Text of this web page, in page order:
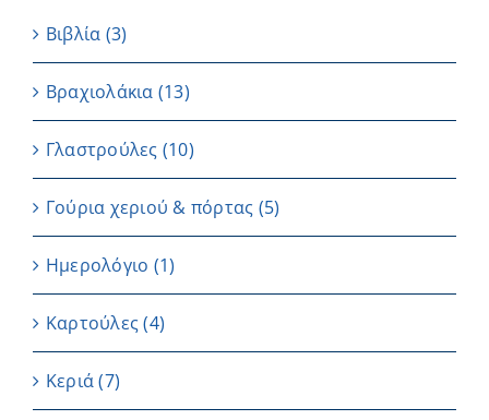
Βιβλία (3)
Βραχιολάκια (13)
Γλαστρούλες (10)
Γούρια χεριού & πόρτας (5)
Ημερολόγιο (1)
Καρτούλες (4)
Κεριά (7)